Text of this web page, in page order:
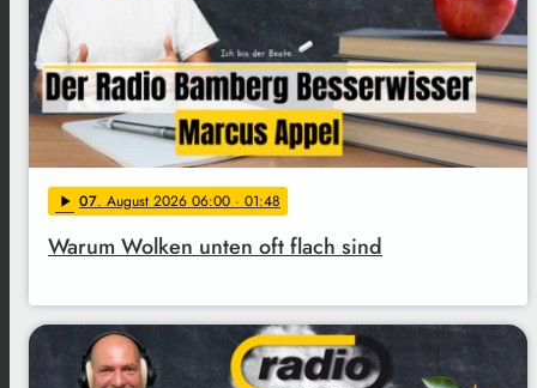
play_arrow 07. August 2026 06:00 · 01:48
Warum Wolken unten oft flach sind